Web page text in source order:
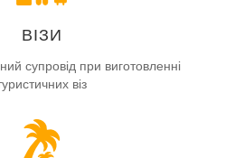
ВІЗИ
супровід при виготовленні
віз